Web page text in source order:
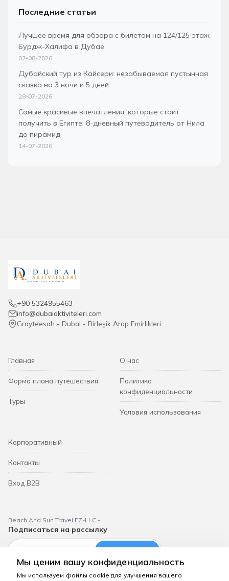
Последние статьи
Лучшее время для обзора с билетом на 124/125 этаж
Бурдж-Халифа в Дубае
02-08-2026
Дубайский тур из Кайсери: незабываемая пустынная
сказка на 3 ночи и 5 дней
28-07-2026
Самые красивые впечатления, которые стоит
получить в Египте: 8-дневный путеводитель от Нила
до пирамид
14-07-2026
+90 5324955463
info@dubaiaktiviteleri.com
Grayteesah - Dubai - Birleşik Arap Emirlikleri
Главная
Форма плана путешествия
Туры
О нас
Политика
конфиденциальности
Условия использования
Корпоративный
Контакты
Вход B2B
Beach And Sun Travel FZ-LLC -
Подписаться на рассылку
Подписаться
Мы ценим вашу конфиденциальность
Мы используем файлы cookie для улучшения вашего